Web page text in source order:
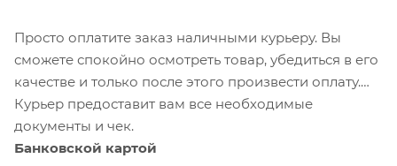
Просто оплатите заказ наличными курьеру. Вы
сможете спокойно осмотреть товар, убедиться в его
качестве и только после этого произвести оплату.
Курьер предоставит вам все необходимые
документы и чек.
Банковской картой